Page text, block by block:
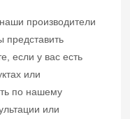
производители
представить
если у вас есть
или
по нашему
или